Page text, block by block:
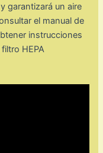
garantizará un aire
el manual de
instrucciones
HEPA